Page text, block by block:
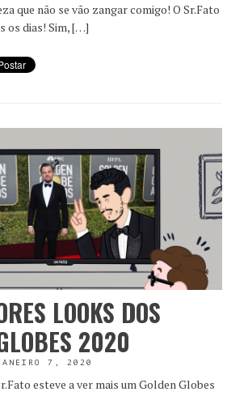
que não se vão zangar comigo! O Sr.Fato
os dias! Sim, […]
LOOKS DOS
2020
7, 2020
esteve a ver mais um Golden Globes